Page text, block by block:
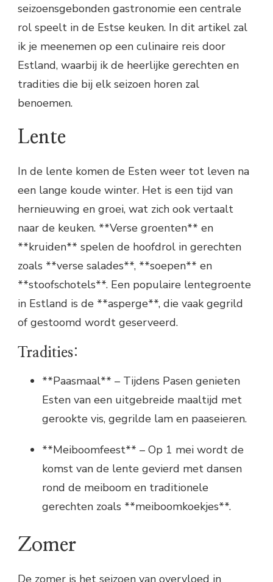
seizoensgebonden gastronomie een centrale
rol speelt in de Estse keuken. In dit artikel zal
ik je meenemen op een culinaire reis door
Estland, waarbij ik de heerlijke gerechten en
tradities die bij elk seizoen horen zal
benoemen.
Lente
In de lente komen de Esten weer tot leven na
een lange koude winter. Het is een tijd van
hernieuwing en groei, wat zich ook vertaalt
naar de keuken. **Verse groenten** en
**kruiden** spelen de hoofdrol in gerechten
zoals **verse salades**, **soepen** en
**stoofschotels**. Een populaire lentegroente
in Estland is de **asperge**, die vaak gegrild
of gestoomd wordt geserveerd.
Tradities:
**Paasmaal** – Tijdens Pasen genieten
Esten van een uitgebreide maaltijd met
gerookte vis, gegrilde lam en paaseieren.
**Meiboomfeest** – Op 1 mei wordt de
komst van de lente gevierd met dansen
rond de meiboom en traditionele
gerechten zoals **meiboomkoekjes**.
Zomer
De zomer is het seizoen van overvloed in